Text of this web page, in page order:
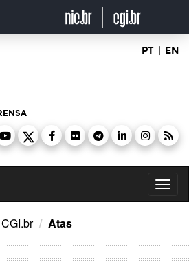
PT | EN
Atas